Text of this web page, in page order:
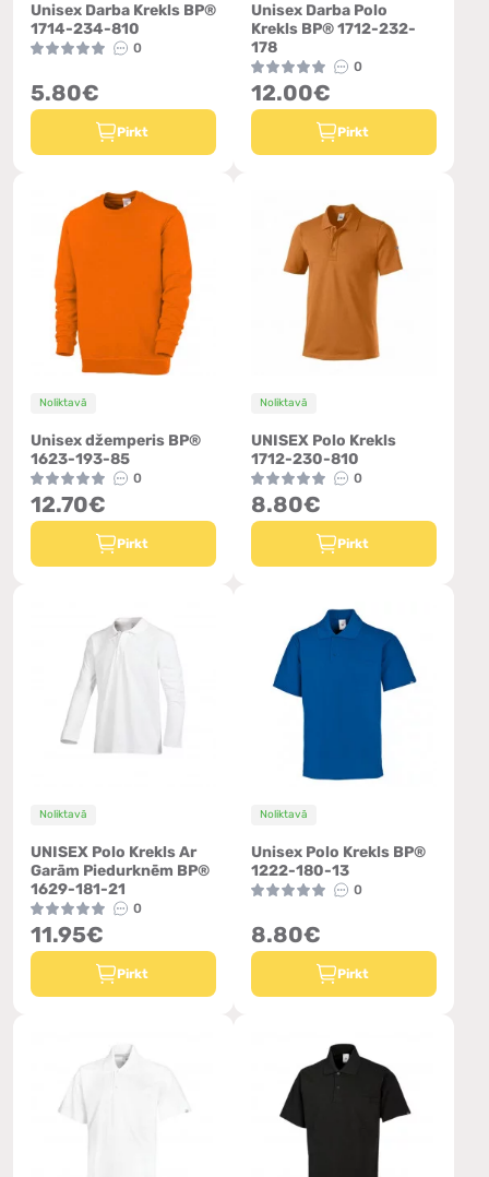
Unisex Darba Krekls BP®
1714-234-810
0
5.80€
Pirkt
Unisex Darba Polo
Krekls BP® 1712-232-
178
0
12.00€
Pirkt
Noliktavā
Unisex džemperis BP®
1623-193-85
0
12.70€
Pirkt
Noliktavā
UNISEX Polo Krekls
1712-230-810
0
8.80€
Pirkt
Noliktavā
UNISEX Polo Krekls Ar
Garām Piedurknēm BP®
1629-181-21
0
11.95€
Pirkt
Noliktavā
Unisex Polo Krekls BP®
1222-180-13
0
8.80€
Pirkt